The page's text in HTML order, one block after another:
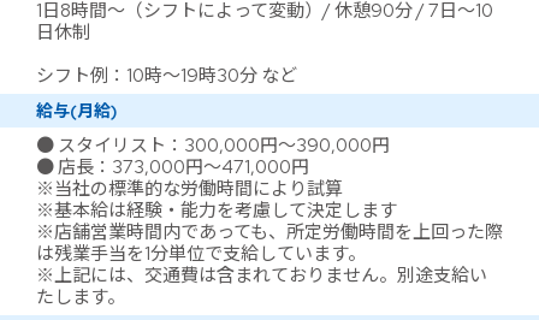
1日8時間～（シフトによって変動）/ 休憩90分 / 7日～10
日休制
シフト例：10時～19時30分 など
給与(月給)
● スタイリスト：300,000円～390,000円
● 店長：373,000円～471,000円
※当社の標準的な労働時間により試算
※基本給は経験・能力を考慮して決定します
※店舗営業時間内であっても、所定労働時間を上回った際
は残業手当を1分単位で支給しています。
※上記には、交通費は含まれておりません。別途支給い
たします。